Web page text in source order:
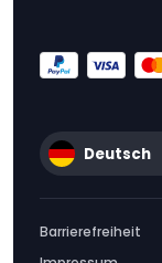
Deutsch
Barrierefreiheit